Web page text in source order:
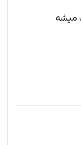
میشه